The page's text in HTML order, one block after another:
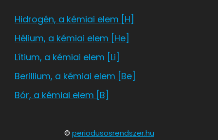
Hidrogén, a kémiai elem [H]
Hélium, a kémiai elem [He]
Lítium, a kémiai elem [Li]
Berillium, a kémiai elem [Be]
Bór, a kémiai elem [B]
© periodusosrendszer.hu